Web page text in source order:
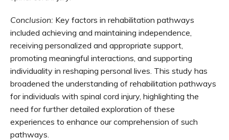
Conclusion: Key factors in rehabilitation pathways
included achieving and maintaining independence,
receiving personalized and appropriate support,
promoting meaningful interactions, and supporting
individuality in reshaping personal lives. This study has
broadened the understanding of rehabilitation pathways
for individuals with spinal cord injury, highlighting the
need for further detailed exploration of these
experiences to enhance our comprehension of such
pathways.